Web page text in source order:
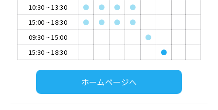
10:30 ~13:30 ● ● ●
●
15:00 ~18:30 ● ● ●
●
09:30 ~15:00
●
15:30 ~18:30 ●
ホームページへ